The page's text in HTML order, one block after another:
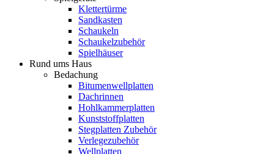
Klettertürme
Sandkasten
Schaukeln
Schaukelzubehör
Spielhäuser
Rund ums Haus
Bedachung
Bitumenwellplatten
Dachrinnen
Hohlkammerplatten
Kunststoffplatten
Stegplatten Zubehör
Verlegezubehör
Wellplatten